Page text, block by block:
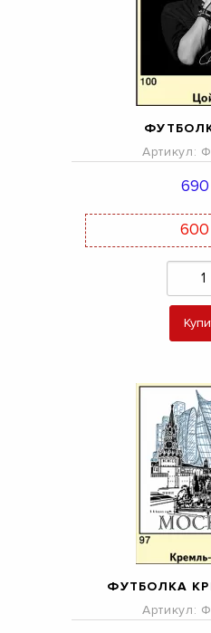
Артикул:
690
600
ФУТБОЛКА
Артикул: